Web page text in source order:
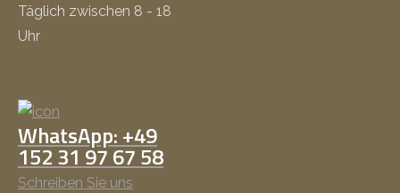
Täglich zwischen 8 - 18
Uhr
WhatsApp: +49
152 31 97 67 58
Schreiben Sie uns